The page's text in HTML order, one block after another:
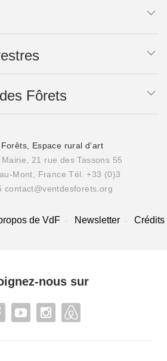
Fôrets
Espace rural d’art
Mairie, 21 rue des Tassons 55
Mont, France Tél. +33 (0)3
contact@ventdesforets.org
de VdF Newsletter Crédits
nous sur